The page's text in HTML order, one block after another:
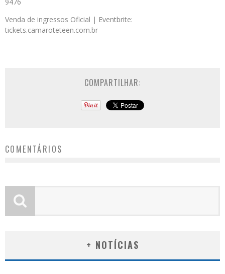
Venda de ingressos Oficial | Eventbrite:
tickets.camaroteteen.com.br
COMPARTILHAR:
COMENTÁRIOS
+ NOTÍCIAS